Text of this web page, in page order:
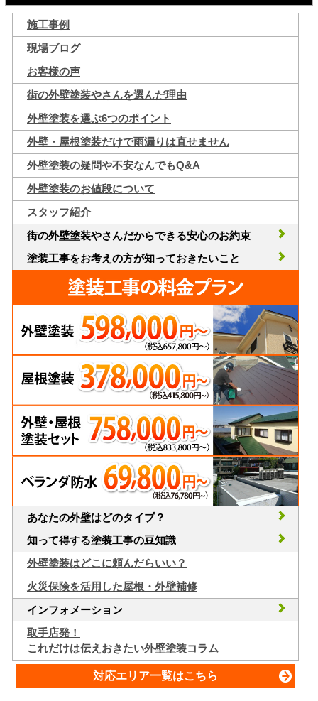
施工事例
現場ブログ
お客様の声
街の外壁塗装やさんを選んだ理由
外壁塗装を選ぶ6つのポイント
外壁・屋根塗装だけで雨漏りは直せません
外壁塗装の疑問や不安なんでもQ&A
外壁塗装のお値段について
スタッフ紹介
街の外壁塗装やさんだからできる安心のお約束
塗装工事をお考えの方が知っておきたいこと
あなたの外壁はどのタイプ？
知って得する塗装工事の豆知識
外壁塗装はどこに頼んだらいい？
火災保険を活用した屋根・外壁補修
インフォメーション
取手店発！
これだけは伝えおきたい外壁塗装コラム
対応エリア一覧はこちら